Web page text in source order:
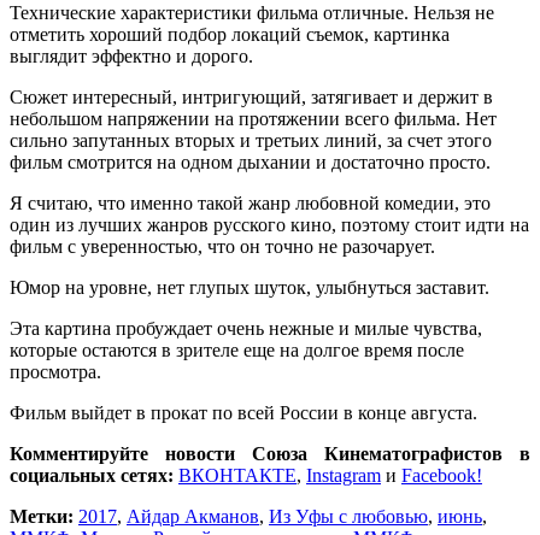
Технические характеристики фильма отличные. Нельзя не
отметить хороший подбор локаций съемок, картинка
выглядит эффектно и дорого.
Сюжет интересный, интригующий, затягивает и держит в
небольшом напряжении на протяжении всего фильма. Нет
сильно запутанных вторых и третьих линий, за счет этого
фильм смотрится на одном дыхании и достаточно просто.
Я считаю, что именно такой жанр любовной комедии, это
один из лучших жанров русского кино, поэтому стоит идти на
фильм с уверенностью, что он точно не разочарует.
Юмор на уровне, нет глупых шуток, улыбнуться заставит.
Эта картина пробуждает очень нежные и милые чувства,
которые остаются в зрителе еще на долгое время после
просмотра.
Фильм выйдет в прокат по всей России в конце августа.
Комментируйте новости Союза Кинематографистов в
социальных сетях: ВКОНТАКТЕ, Instagram и Facebook!
Метки: 2017, Айдар Акманов, Из Уфы с любовью, июнь,